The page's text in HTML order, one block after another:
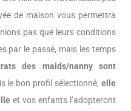
de maison vous permettra
pas que leurs conditions
par le passé, mais les temps
des maids/nanny sont
le bon profil sélectionné,elle
et vos enfants l’adopteront